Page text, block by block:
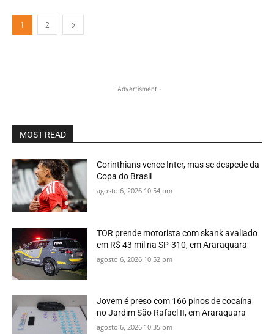
1 2
- Advertisment -
MOST READ
Corinthians vence Inter, mas se despede da
Copa do Brasil
agosto 6, 2026 10:54 pm
TOR prende motorista com skank avaliado
em R$ 43 mil na SP-310, em Araraquara
agosto 6, 2026 10:52 pm
Jovem é preso com 166 pinos de cocaína
no Jardim São Rafael II, em Araraquara
agosto 6, 2026 10:35 pm